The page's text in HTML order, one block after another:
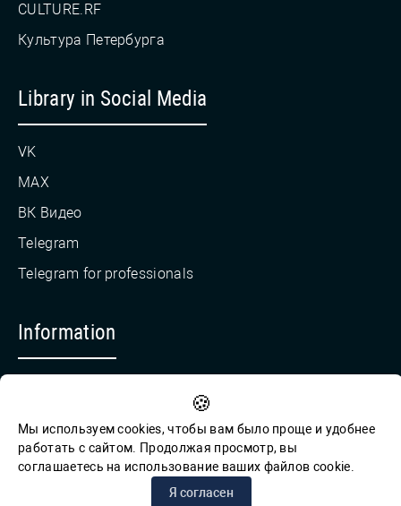
CULTURE.RF
Культура Петербурга
Library in Social Media
VK
MAX
ВК Видео
Telegram
Telegram for professionals
Information
Feedback for reports of corruption
© СПб ГБУК ГСЦБС, 2012-2026 гг.
🍪
Мы используем cookies, чтобы вам было проще и удобнее
работать с сайтом. Продолжая просмотр, вы
соглашаетесь на использование ваших файлов cookie.
Я согласен